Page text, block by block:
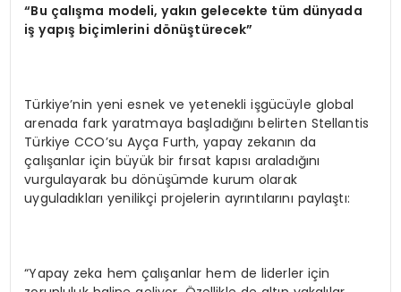
“Bu çalışma modeli, yakın gelecekte tüm dünyada
iş yapış biçimlerini dönüştürecek”
Türkiye’nin yeni esnek ve yetenekli işgücüyle global
arenada fark yaratmaya başladığını belirten Stellantis
Türkiye CCO’su Ayça Furth, yapay zekanın da
çalışanlar için büyük bir fırsat kapısı araladığını
vurgulayarak bu dönüşümde kurum olarak
uyguladıkları yenilikçi projelerin ayrıntılarını paylaştı:
“Yapay zeka hem çalışanlar hem de liderler için